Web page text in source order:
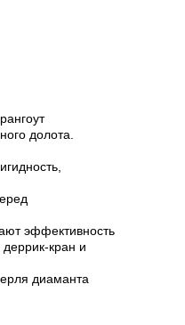
долота.
эффективность
кран и
диаманта